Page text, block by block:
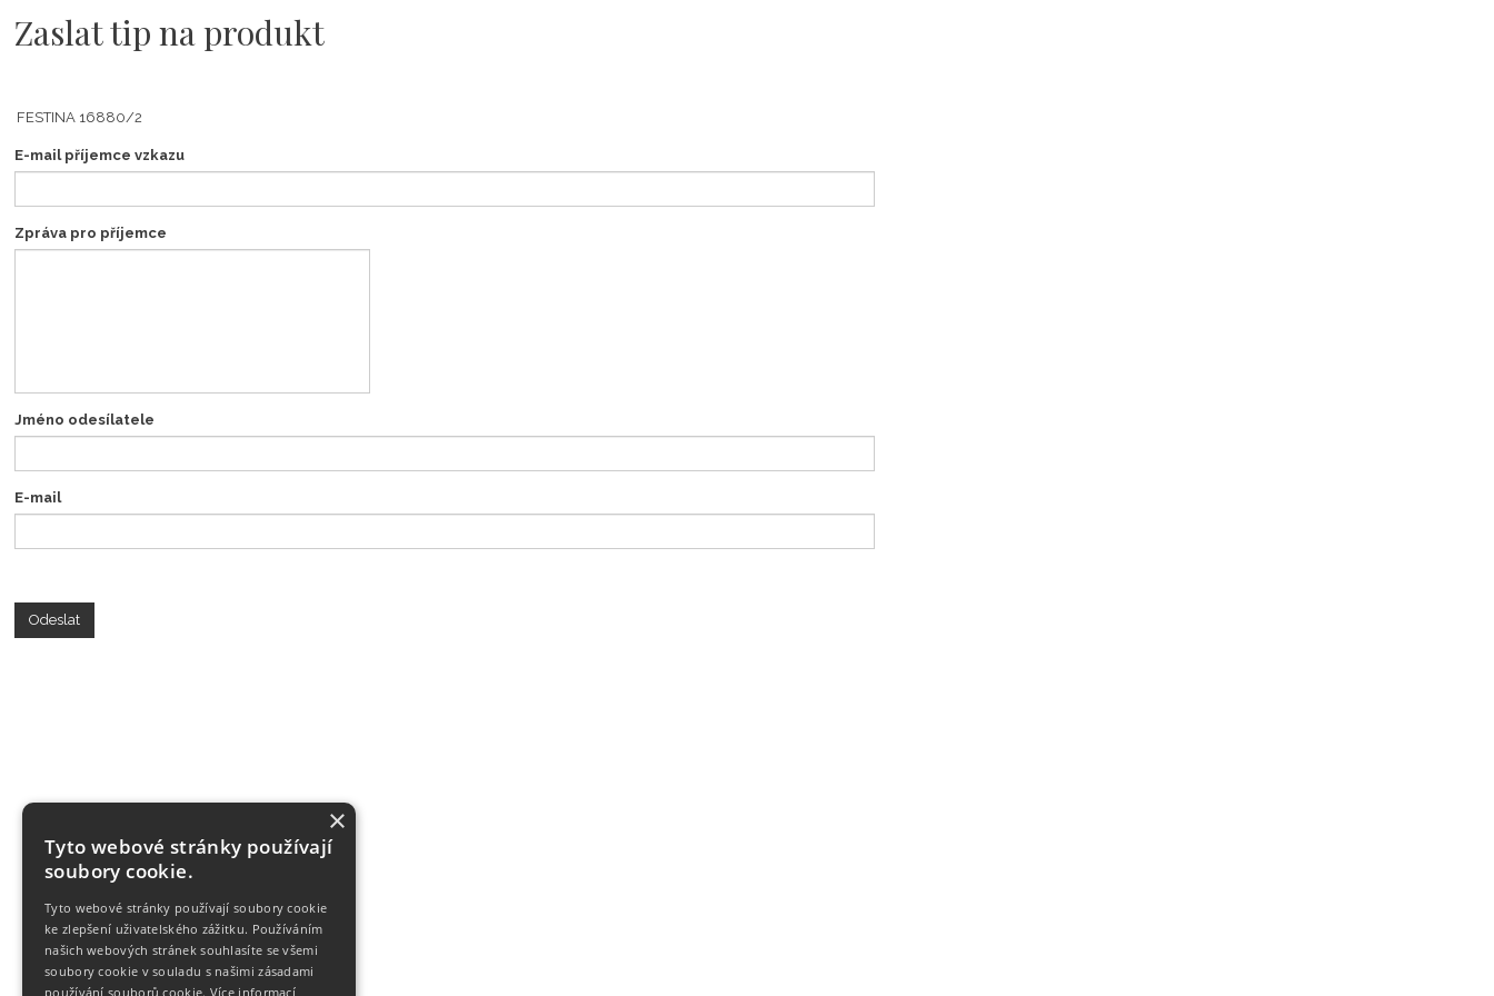
Zaslat tip na produkt
E-mail příjemce vzkazu
Zpráva pro příjemce
Jméno odesílatele
E-mail
Odeslat
×
Tyto webové stránky používají
soubory cookie.
Tyto webové stránky používají soubory cookie
ke zlepšení uživatelského zážitku. Používáním
našich webových stránek souhlasíte se všemi
soubory cookie v souladu s našimi zásadami
používání souborů cookie. Více informací